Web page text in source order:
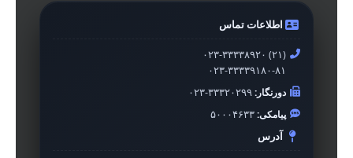
اطلاعات تماس
۰۲۳-۳۳۳۳۸۹۲۰ (۲۱)
۰۲۳-۳۳۳۳۹۱۸۰-۸۱
دورنگار:۰۲۳-۳۳۳۲۰۲۹۹
پیامکی:۵۰۰۰۴۶۳۳
آدرس